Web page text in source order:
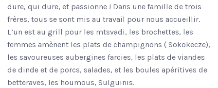
dure, qui dure, et passionne ! Dans une famille de trois
frères, tous se sont mis au travail pour nous accueillir.
L’un est au grill pour les mtsvadi, les brochettes, les
femmes amènent les plats de champignons ( Sokokecze),
les savoureuses aubergines farcies, les plats de viandes
de dinde et de porcs, salades, et les boules apéritives de
betteraves, les houmous, Sulguinis.